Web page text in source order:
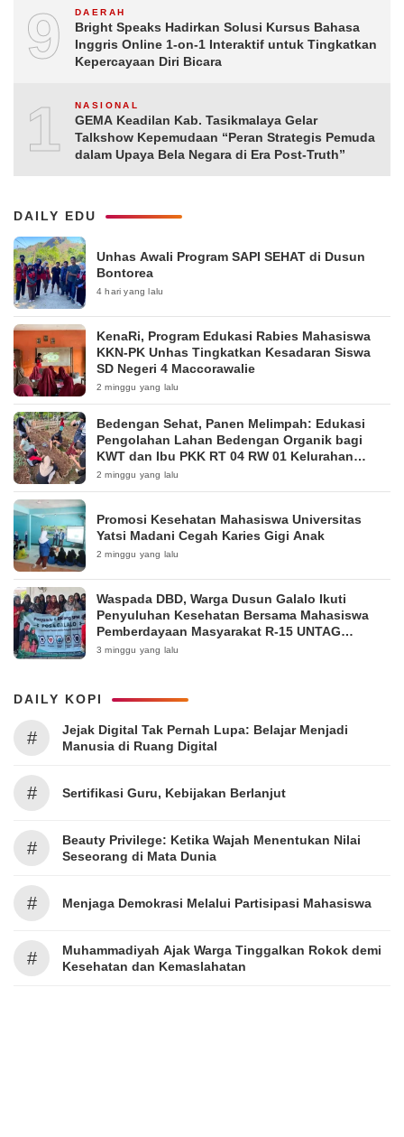
9 DAERAH
Bright Speaks Hadirkan Solusi Kursus Bahasa
Inggris Online 1-on-1 Interaktif untuk Tingkatkan
Kepercayaan Diri Bicara
10NASIONAL
GEMA Keadilan Kab. Tasikmalaya Gelar
Talkshow Kepemudaan “Peran Strategis Pemuda
dalam Upaya Bela Negara di Era Post-Truth”
DAILY EDU
Unhas Awali Program SAPI SEHAT di Dusun
Bontorea
4 hari yang lalu
KenaRi, Program Edukasi Rabies Mahasiswa
KKN-PK Unhas Tingkatkan Kesadaran Siswa
SD Negeri 4 Maccorawalie
2 minggu yang lalu
Bedengan Sehat, Panen Melimpah: Edukasi
Pengolahan Lahan Bedengan Organik bagi
KWT dan Ibu PKK RT 04 RW 01 Kelurahan
Pakintelan
2 minggu yang lalu
Promosi Kesehatan Mahasiswa Universitas
Yatsi Madani Cegah Karies Gigi Anak
2 minggu yang lalu
Waspada DBD, Warga Dusun Galalo Ikuti
Penyuluhan Kesehatan Bersama Mahasiswa
Pemberdayaan Masyarakat R-15 UNTAG
Surabaya 2026
3 minggu yang lalu
DAILY KOPI
#
Jejak Digital Tak Pernah Lupa: Belajar Menjadi
Manusia di Ruang Digital
# Sertifikasi Guru, Kebijakan Berlanjut
#
Beauty Privilege: Ketika Wajah Menentukan Nilai
Seseorang di Mata Dunia
# Menjaga Demokrasi Melalui Partisipasi Mahasiswa
#
Muhammadiyah Ajak Warga Tinggalkan Rokok demi
Kesehatan dan Kemaslahatan